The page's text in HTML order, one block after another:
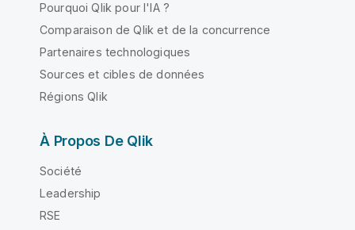
Pourquoi Qlik pour l'IA ?
Comparaison de Qlik et de la concurrence
Partenaires technologiques
Sources et cibles de données
Régions Qlik
À Propos De Qlik
Société
Leadership
RSE